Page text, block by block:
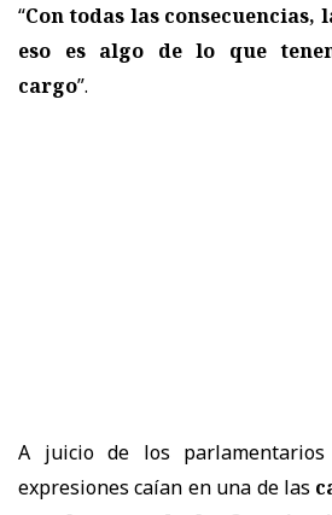
“Con todas las consecuencias,
eso es algo de lo que
cargo”.
A juicio de los parlamentarios
expresiones caían en una de las